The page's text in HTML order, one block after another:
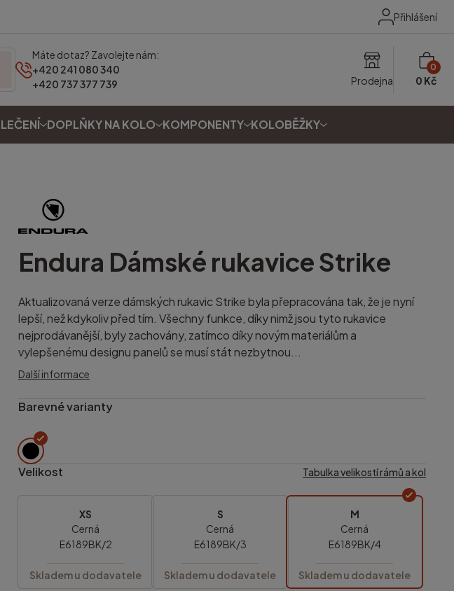
Přihlášení
Máte dotaz? Zavolejte nám:
+420 241 080 340
+420 737 377 739
Prodejna
0
0 Kč
DOPLŇKY NA KOLO KOMPONENTY KOLOBĚŽKY
Endura Dámské rukavice Strike
Aktualizovaná verze dámských rukavic Strike byla přepracována tak, že je nyní
lepší, než kdykoliv před tím. Všechny funkce, díky nimž jsou tyto rukavice
nejprodávanější, byly zachovány, zatímco díky novým materiálům a
vylepšenému designu panelů se musí stát nezbytnou...
Další informace
Barevné varianty
Velikost Tabulka velikostí rámů a kol
XS
Cerná
E6189BK/2
Skladem u dodavatele
S
Cerná
E6189BK/3
Skladem u dodavatele
M
Cerná
E6189BK/4
Skladem u dodavatele